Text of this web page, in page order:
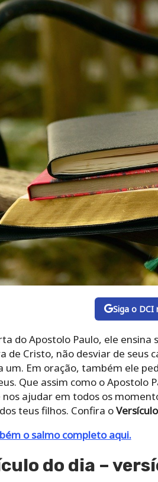
Siga o DCI
do Apostolo Paulo, ele ensina
de Cristo, não desviar de
um. Em oração, também ele
Que assim como o Apostolo
nos ajudar em todos os
teus filhos. Confira o
o salmo completo aqui.
do dia –